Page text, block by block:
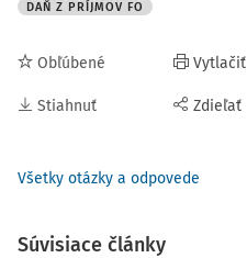
DAŇ Z PRÍJMOV FO
Obľúbené
Stiahnuť
Vytlačiť
Zdieľať
Všetky otázky a odpovede
Súvisiace články